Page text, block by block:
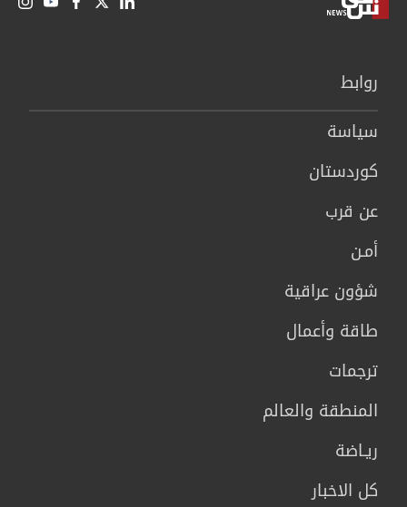
روابط
سیاسة
كوردستان
عن قرب
أمـن
شؤون عراقية
طاقة وأعمال
ترجمات
المنطقة والعالم
ريـاضة
كل الاخبار